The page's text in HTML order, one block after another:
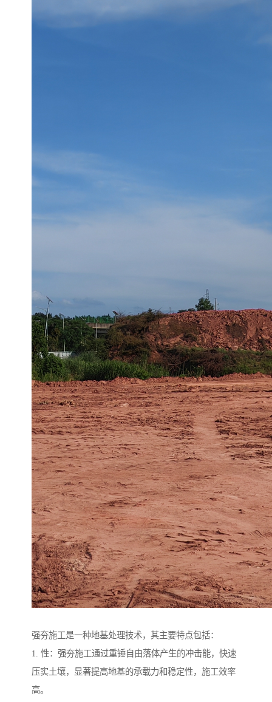
强夯施工是一种地基处理技术，其主要特点包括：
1. 性：强夯施工通过重锤自由落体产生的冲击能，快速
压实土壤，显著提高地基的承载力和稳定性，施工效率
高。